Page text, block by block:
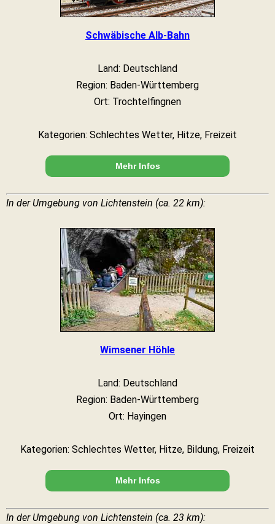
Schwäbische Alb-Bahn
Land: Deutschland
Region: Baden-Württemberg
Ort: Trochtelfingnen
Kategorien: Schlechtes Wetter, Hitze, Freizeit
Mehr Infos
In der Umgebung von Lichtenstein (ca. 22 km):
Wimsener Höhle
Land: Deutschland
Region: Baden-Württemberg
Ort: Hayingen
Kategorien: Schlechtes Wetter, Hitze, Bildung, Freizeit
Mehr Infos
In der Umgebung von Lichtenstein (ca. 23 km):